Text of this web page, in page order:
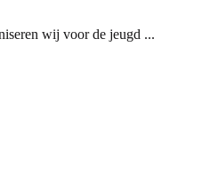
wij voor de jeugd ...